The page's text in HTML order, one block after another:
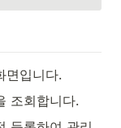
면입니다.
조회합니다.